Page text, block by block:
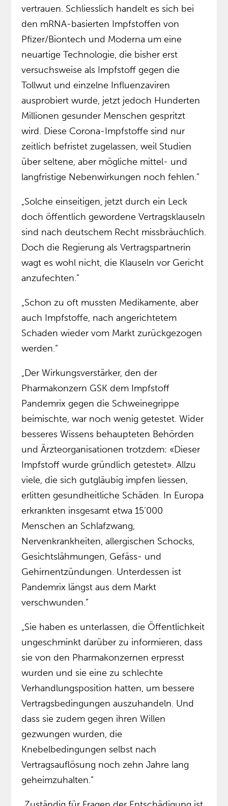
vertrauen. Schliesslich handelt es sich bei
den mRNA-basierten Impfstoffen von
Pfizer/Biontech und Moderna um eine
neuartige Technologie, die bisher erst
versuchsweise als Impfstoff gegen die
Tollwut und einzelne Influenzaviren
ausprobiert wurde, jetzt jedoch Hunderten
Millionen gesunder Menschen gespritzt
wird. Diese Corona-Impfstoffe sind nur
zeitlich befristet zugelassen, weil Studien
über seltene, aber mögliche mittel- und
langfristige Nebenwirkungen noch fehlen.”
„Solche einseitigen, jetzt durch ein Leck
doch öffentlich gewordene Vertragsklauseln
sind nach deutschem Recht missbräuchlich.
Doch die Regierung als Vertragspartnerin
wagt es wohl nicht, die Klauseln vor Gericht
anzufechten.”
„Schon zu oft mussten Medikamente, aber
auch Impfstoffe, nach angerichtetem
Schaden wieder vom Markt zurückgezogen
werden.”
„Der Wirkungsverstärker, den der
Pharmakonzern GSK dem Impfstoff
Pandemrix gegen die Schweinegrippe
beimischte, war noch wenig getestet. Wider
besseres Wissens behaupteten Behörden
und Ärzteorganisationen trotzdem: «Dieser
Impfstoff wurde gründlich getestet». Allzu
viele, die sich gutgläubig impfen liessen,
erlitten gesundheitliche Schäden. In Europa
erkrankten insgesamt etwa 15’000
Menschen an Schlafzwang,
Nervenkrankheiten, allergischen Schocks,
Gesichtslähmungen, Gefäss- und
Gehirnentzündungen. Unterdessen ist
Pandemrix längst aus dem Markt
verschwunden.”
„Sie haben es unterlassen, die Öffentlichkeit
ungeschminkt darüber zu informieren, dass
sie von den Pharmakonzernen erpresst
wurden und sie eine zu schlechte
Verhandlungsposition hatten, um bessere
Vertragsbedingungen auszuhandeln. Und
dass sie zudem gegen ihren Willen
gezwungen wurden, die
Knebelbedingungen selbst nach
Vertragsauflösung noch zehn Jahre lang
geheimzuhalten.”